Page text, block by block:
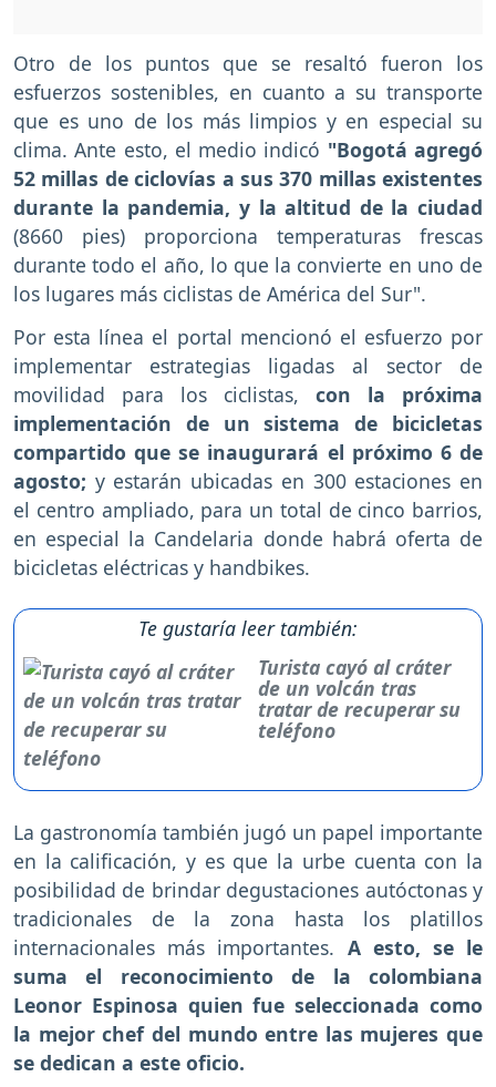
Otro de los puntos que se resaltó fueron los
esfuerzos sostenibles, en cuanto a su transporte
que es uno de los más limpios y en especial su
clima. Ante esto, el medio indicó "Bogotá agregó
52 millas de ciclovías a sus 370 millas existentes
durante la pandemia, y la altitud de la ciudad
(8660 pies) proporciona temperaturas frescas
durante todo el año, lo que la convierte en uno de
los lugares más ciclistas de América del Sur".
Por esta línea el portal mencionó el esfuerzo por
implementar estrategias ligadas al sector de
movilidad para los ciclistas, con la próxima
implementación de un sistema de bicicletas
compartido que se inaugurará el próximo 6 de
agosto; y estarán ubicadas en 300 estaciones en
el centro ampliado, para un total de cinco barrios,
en especial la Candelaria donde habrá oferta de
bicicletas eléctricas y handbikes.
Te gustaría leer también:
Turista cayó al cráter
de un volcán tras
tratar de recuperar su
teléfono
La gastronomía también jugó un papel importante
en la calificación, y es que la urbe cuenta con la
posibilidad de brindar degustaciones autóctonas y
tradicionales de la zona hasta los platillos
internacionales más importantes. A esto, se le
suma el reconocimiento de la colombiana
Leonor Espinosa quien fue seleccionada como
la mejor chef del mundo entre las mujeres que
se dedican a este oficio.